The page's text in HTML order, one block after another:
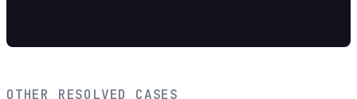
OTHER RESOLVED CASES